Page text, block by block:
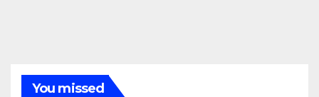
You missed